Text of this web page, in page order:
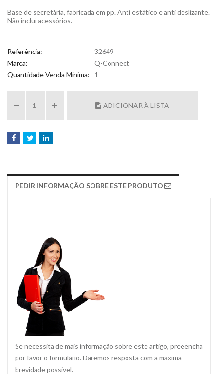
Base de secretária, fabricada em pp. Anti estático e anti deslizante.
Não inclui acessórios.
Referência:
32649
Marca:
Q-Connect
Quantidade Venda Mínima:
1
ADICIONAR À LISTA
PEDIR INFORMAÇÃO SOBRE ESTE PRODUTO
Se necessita de mais informação sobre este artigo, preeencha
por favor o formulário. Daremos resposta com a máxima
brevidade possivel.